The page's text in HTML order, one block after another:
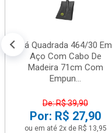
Pá Quadrada 464/30 Em
Aço Com Cabo De
Madeira 71cm Com
Empun...
De: R$ 39,90
Por: R$ 27,90
ou em até 2x de R$ 13,95